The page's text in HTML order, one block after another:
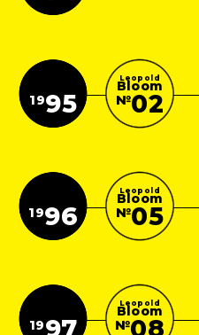
1995
Leopold
Bloom
№02
1996
Leopold
Bloom
№05
1997
Leopold
Bloom
№08